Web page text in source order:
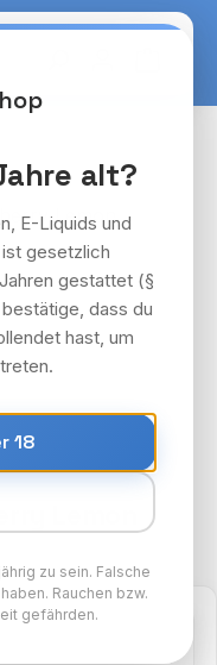
Lemon
alt?
E-Liquids und
gesetzlich
gestattet (§
dass du
hast, um
18
zu sein. Falsche
Rauchen bzw.
gefährden.